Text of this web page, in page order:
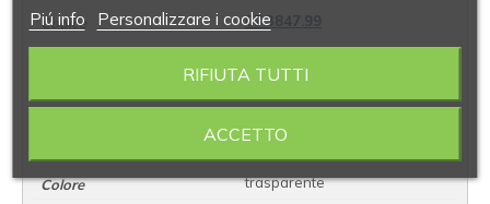
07.3847.99
657940
trasparente
Piú info Personalizzare i cookie
RIFIUTA TUTTI
ACCETTO